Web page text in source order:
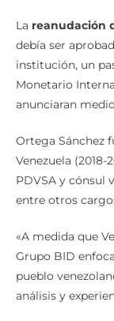
La reanudación
debía ser
institución, un
Monetario
anunciaran
Ortega Sánchez
Venezuela (2018-
PDVSA y cónsul
entre otros
«A medida que
Grupo BID
pueblo
análisis y